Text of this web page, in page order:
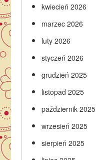
kwiecień 2026
marzec 2026
luty 2026
styczeń 2026
grudzień 2025
listopad 2025
październik 2025
wrzesień 2025
sierpień 2025